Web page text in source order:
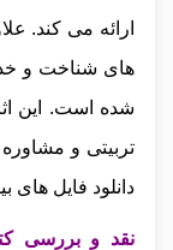
ارائه می‌ کند.
های شناخت و
شده است. این
تربیتی و
دانلود فایل های
نقد و بررسی